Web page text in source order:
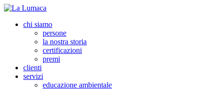
chi siamo
persone
la nostra storia
certificazioni
premi
clienti
servizi
educazione ambientale